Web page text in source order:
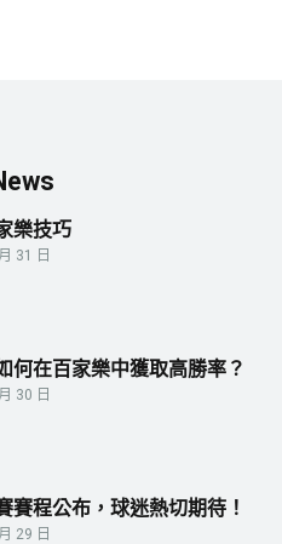
樂技巧
31 日
何在百家樂中獲取高勝率？
30 日
賽程公布，球迷熱切期待！
29 日